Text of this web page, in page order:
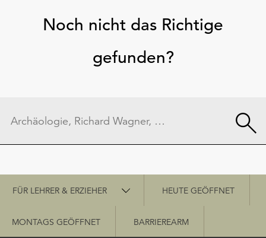
Noch nicht das Richtige
gefunden?
Schnellzugriff
FÜR LEHRER & ERZIEHER HEUTE GEÖFFNET
MONTAGS GEÖFFNET BARRIEREARM